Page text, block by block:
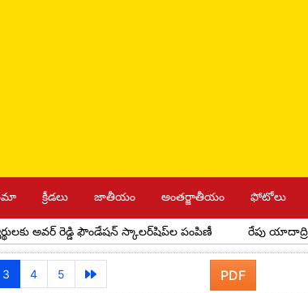
క్రీడలు జాతీయం అంతర్జాతీయం ఫోటోలు
రెడ్డి ఫౌండేషన్ స్కాలర్‌షిప్‌ల పంపిణీ రేపు యాదాద్రికి సీఎం రాక
3 4 5 PDF